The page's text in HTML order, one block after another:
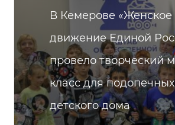
В Кемерове «Женское
движение Единой
провело творческий
класс для подопечных
детского дома